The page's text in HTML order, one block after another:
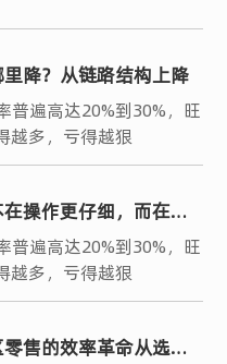
降？从链路结构上降
普遍高达20%到30%，旺
越多，亏得越狠
操作更仔细，而在结
普遍高达20%到30%，旺
越多，亏得越狠
售的效率革命从选对